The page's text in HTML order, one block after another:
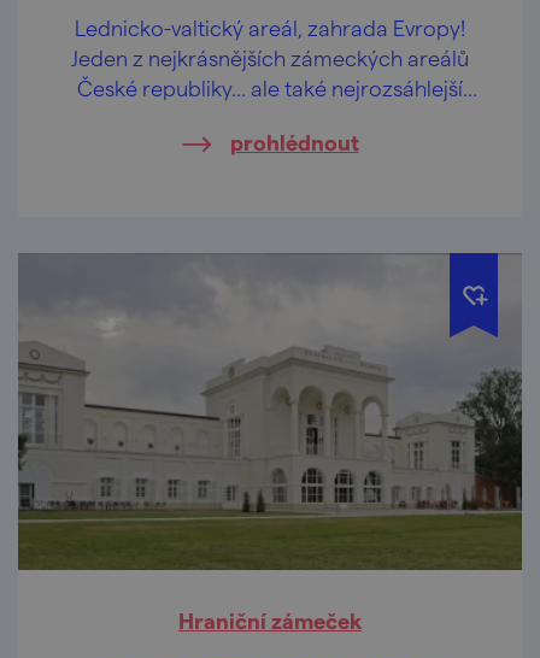
Lednicko-valtický areál, zahrada Evropy!
Jeden z nejkrásnějších zámeckých areálů
České republiky… ale také nejrozsáhlejší
prohlédnout
Hraniční zámeček